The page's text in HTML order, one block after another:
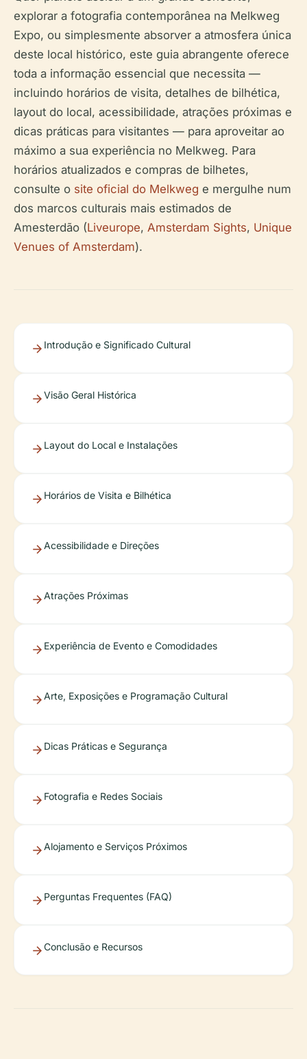
explorar a fotografia contemporânea na Melkweg
Expo, ou simplesmente absorver a atmosfera única
deste local histórico, este guia abrangente oferece
toda a informação essencial que necessita —
incluindo horários de visita, detalhes de bilhética,
layout do local, acessibilidade, atrações próximas e
dicas práticas para visitantes — para aproveitar ao
máximo a sua experiência no Melkweg. Para
horários atualizados e compras de bilhetes,
consulte o site oficial do Melkweg e mergulhe num
dos marcos culturais mais estimados de
Amesterdão (Liveurope, Amsterdam Sights, Unique
Venues of Amsterdam).
Introdução e Significado Cultural
Visão Geral Histórica
Layout do Local e Instalações
Horários de Visita e Bilhética
Acessibilidade e Direções
Atrações Próximas
Experiência de Evento e Comodidades
Arte, Exposições e Programação Cultural
Dicas Práticas e Segurança
Fotografia e Redes Sociais
Alojamento e Serviços Próximos
Perguntas Frequentes (FAQ)
Conclusão e Recursos